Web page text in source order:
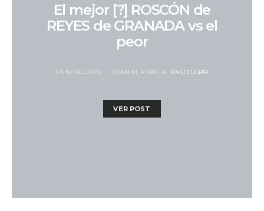
El mejor [?] ROSCÓN de
REYES de GRANADA vs el
peor
6 ENERO, 2023 JUAN M. AGRELA PASTELERÍA
VER POST